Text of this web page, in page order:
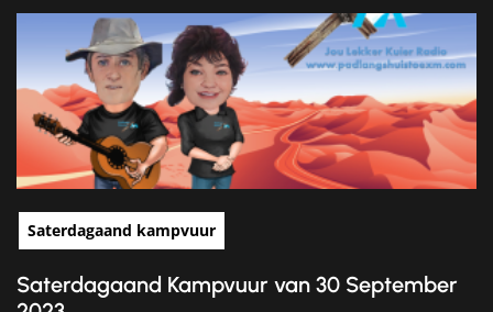
Saterdagaand kampvuur
Saterdagaand Kampvuur van 30 September